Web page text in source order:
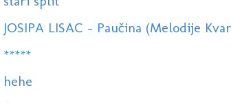
JOSIPA LISAC - Paučina (Melodije
*****
hehe